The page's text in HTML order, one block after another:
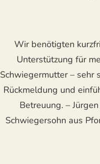
Wir benötigten
Unterstützung für
Schwiegermutter – sehr
Rückmeldung und
Betreuung. – Jürgen
Schwiegersohn aus